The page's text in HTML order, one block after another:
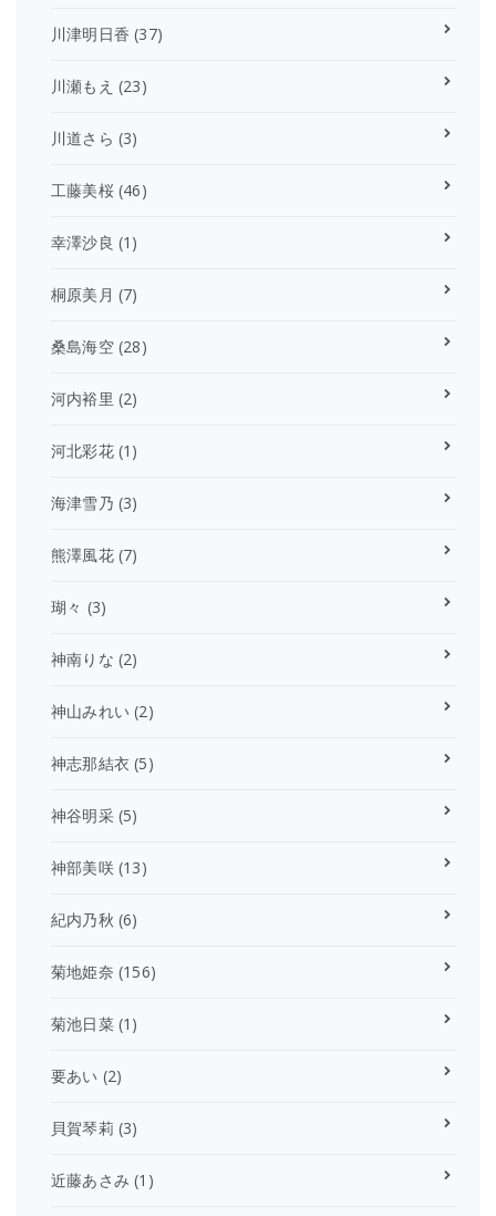
川津明日香 (37)
川瀬もえ (23)
川道さら (3)
工藤美桜(46)
幸澤沙良 (1)
桐原美月 (7)
桑島海空(28)
河内裕里 (2)
河北彩花(1)
海津雪乃 (3)
熊澤風花(7)
瑚々 (3)
神南りな (2)
神山みれい (2)
神志那結衣 (5)
神谷明采(5)
神部美咲(13)
紀内乃秋 (6)
菊地姫奈 (156)
菊池日菜(1)
要あい (2)
貝賀琴莉 (3)
近藤あさみ (1)